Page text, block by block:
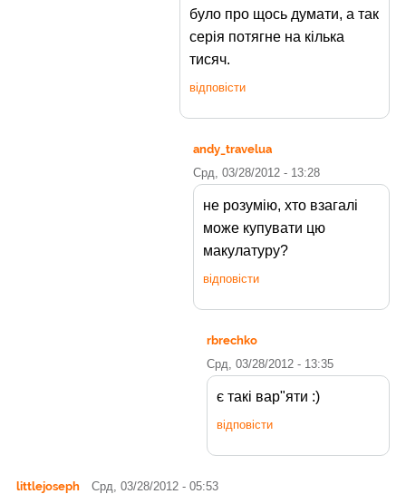
було про щось думати, а так
серія потягне на кілька
тисяч.
відповісти
andy_travelua
Срд, 03/28/2012 - 13:28
не розумію, хто взагалі
може купувати цю
макулатуру?
відповісти
rbrechko
Срд, 03/28/2012 - 13:35
є такі вар"яти :)
відповісти
littlejoseph Срд, 03/28/2012 - 05:53